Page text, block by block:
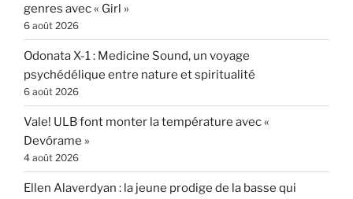
genres avec « Girl »
6 août 2026
Odonata X-1 : Medicine Sound, un voyage
psychédélique entre nature et spiritualité
6 août 2026
Vale! ULB font monter la température avec «
Devórame »
4 août 2026
Ellen Alaverdyan : la jeune prodige de la basse qui